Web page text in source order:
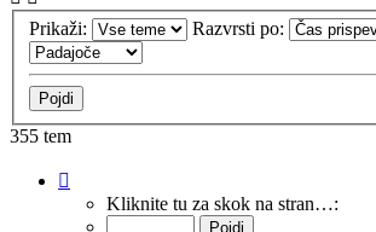
Prikaži: Razvrsti po:
355 tem
od
Kliknite tu za skok na stran…: